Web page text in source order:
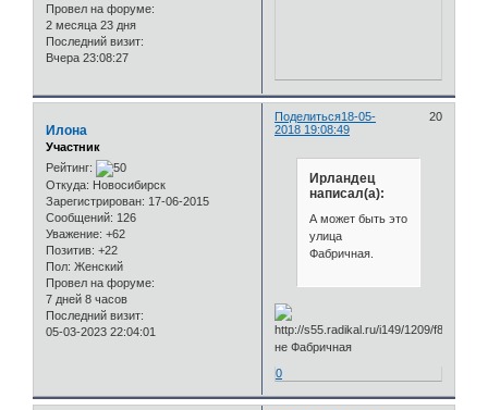
Провел на форуме:
2 месяца 23 дня
Последний визит:
Вчера 23:08:27
Поделиться 20
18-05-
2018 19:08:49
Илона
Участник
Рейтинг:
Откуда: Новосибирск
Зарегистрирован: 17-06-2015
Сообщений: 126
Уважение: +62
Позитив: +22
Пол: Женский
Провел на форуме:
7 дней 8 часов
Последний визит:
05-03-2023 22:04:01
Ирландец
написал(а):
А может быть это
улица
Фабричная.
не Фабричная
0